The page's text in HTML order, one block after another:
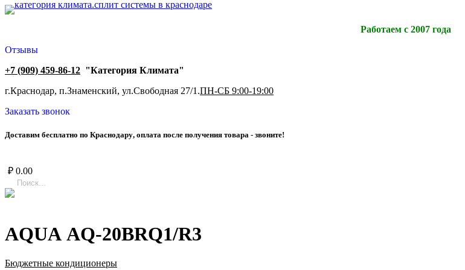
Работаем с 2007 года
Отзывы
+7 (909) 459-86-12 "Категория Климата"
г.Краснодар, п.Знаменский, ул.Свободная 27/1.ПН-СБ 9:00-19:00
Заказать звонок
Доставим бесплатно по Краснодару, оплата после получения товара - звоните!
₽ 0.00
AQUA AQ-20BRQ1/R3
Бюджетные кондиционеры